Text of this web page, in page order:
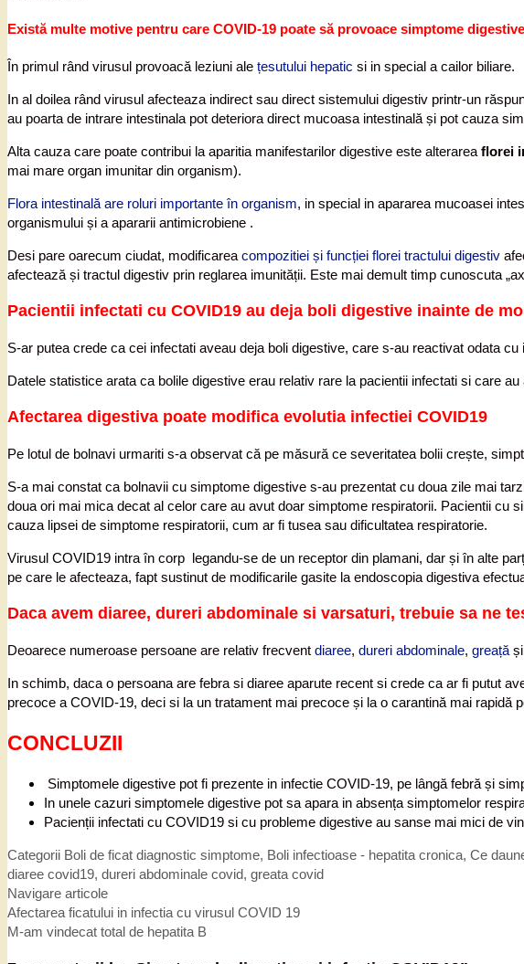
Există multe motive pentru care COVID-19 poate să provoace simptome
În primul rând virusul provoacă leziuni ale țesutului hepatic si in special a cailor biliare.
In al doilea rând virusul afecteaza indirect sau direct sistemului digestiv printr-un
au poarta de intrare intestinala pot deteriora direct mucoasa intestinală și pot cauza
Alta cauza care poate contribui la aparitia manifestarilor digestive este alterarea florei
mai mare organ imunitar din organism).
Flora intestinală are roluri importante în organism, in special in apararea mucoasei
organismului și a apararii antimicrobiene .
Desi pare oarecum ciudat, modificarea compozitiei și funcției florei tractului digestiv
afectează și tractul digestiv prin reglarea imunității. Este mai demult timp cunoscuta
Pacientii infectati cu COVID19 au deja boli digestive inainte de
S-ar putea crede ca cei infectati aveau deja boli digestive, care s-au reactivat odata cu
Datele statistice arata ca bolile digestive erau relativ rare la pacientii infectati si care
Afectarea digestiva poate modifica evolutia infectiei COVID19
Pe lotul de bolnavi urmariti s-a observat că pe măsură ce severitatea bolii crește,
S-a mai constat ca bolnavii cu simptome digestive s-au prezentat cu doua zile mai
doua ori mai mica decat al celor care au avut doar simptome respiratorii. Pacientii
cauza lipsei de simptome respiratorii, cum ar fi tusea sau dificultatea respiratorie.
Virusul COVID19 intra în corp legandu-se de un receptor din plamani, dar și în alte
pe care le afecteaza, fapt sustinut de modificarile gasite la endoscopia digestiva
Daca avem diaree, dureri abdominale si varsaturi, trebuie sa ne
Deoarece numeroase persoane are relativ frecvent diaree, dureri abdominale, greață
In schimb, daca o persoana are febra si diaree aparute recent si crede ca ar fi putut
precoce a COVID-19, deci si la un tratament mai precoce și la o carantină mai rapidă
CONCLUZII
Simptomele digestive pot fi prezente in infectie COVID-19, pe lângă febră și
In unele cazuri simptomele digestive pot sa apara in absența simptomelor
Pacienții infectati cu COVID19 si cu probleme digestive au sanse mai mici de
Categorii Boli de ficat diagnostic simptome, Boli infectioase - hepatita cronica, Ce
diaree covid19, dureri abdominale covid, greata covid
Navigare articole
Afectarea ficatului in infectia cu virusul COVID 19
M-am vindecat total de hepatita B